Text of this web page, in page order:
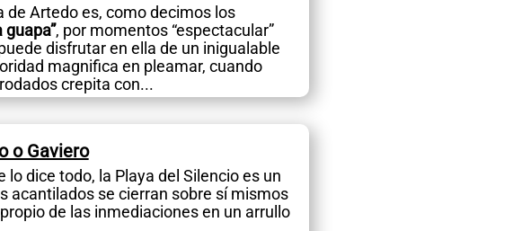
de Artedo es, como decimos los
guapa”, por momentos “espectacular”
disfrutar en ella de un inigualable
magnifica en pleamar, cuando
crepita con...
o Gaviero
lo dice todo, la Playa del Silencio es un
acantilados se cierran sobre sí mismos
de las inmediaciones en un arrullo